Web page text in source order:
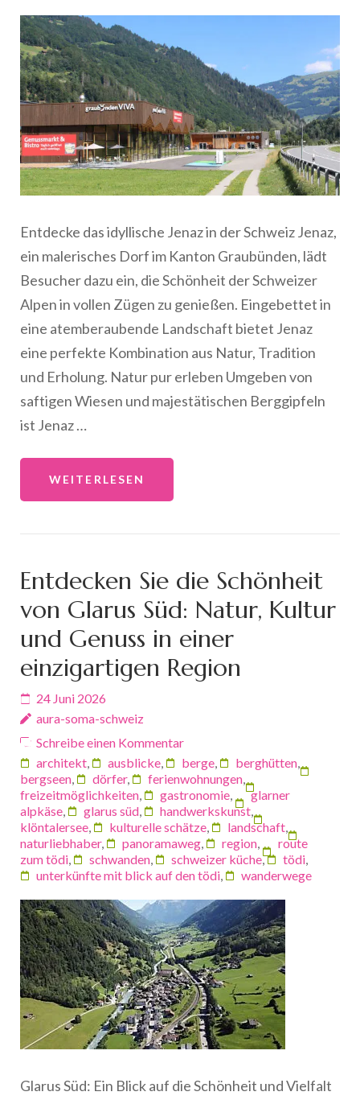
Entdecke das idyllische Jenaz in der Schweiz Jenaz,
ein malerisches Dorf im Kanton Graubünden, lädt
Besucher dazu ein, die Schönheit der Schweizer
Alpen in vollen Zügen zu genießen. Eingebettet in
eine atemberaubende Landschaft bietet Jenaz
eine perfekte Kombination aus Natur, Tradition
und Erholung. Natur pur erleben Umgeben von
saftigen Wiesen und majestätischen Berggipfeln
ist Jenaz …
WEITERLESEN
Entdecken Sie die Schönheit
von Glarus Süd: Natur, Kultur
und Genuss in einer
einzigartigen Region
24 Juni 2026
aura-soma-schweiz
Schreibe einen Kommentar
architekt, ausblicke, berge, berghütten,
bergseen, dörfer, ferienwohnungen,
freizeitmöglichkeiten, gastronomie,
glarner
alpkäse, glarus süd, handwerkskunst,
klöntalersee, kulturelle schätze, landschaft,
naturliebhaber, panoramaweg, region,
route
zum tödi, schwanden, schweizer küche, tödi,
unterkünfte mit blick auf den tödi, wanderwege
Glarus Süd: Ein Blick auf die Schönheit und Vielfalt